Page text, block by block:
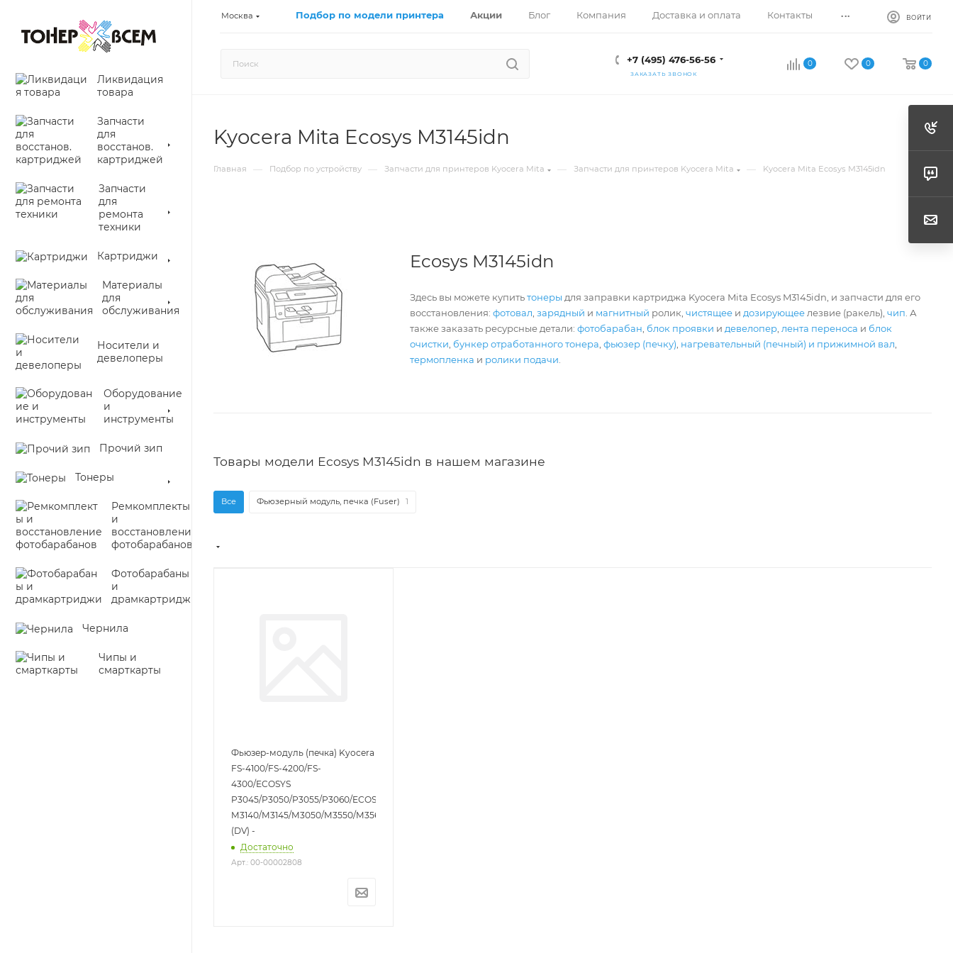
Москва Подбор по модели принтера Акции Блог Компания Доставка и оплата Контакты ... ВОЙТИ
+7 (495) 476-56-56
ЗАКАЗАТЬ ЗВОНОК
0 0 0
Ликвидация
товара
Запчасти
для
восстанов.
картриджей
Запчасти
для
ремонта
техники
Картриджи
Материалы
для
обслуживания
Носители и
девелоперы
Оборудование
и
инструменты
Прочий зип
Тонеры
Ремкомплекты
и
восстановление
фотобарабанов
Фотобарабаны
и
драмкартриджи
Чернила
Чипы и
смарткарты
Kyocera Mita Ecosys M3145idn
Главная — Подбор по устройству — Запчасти для принтеров Kyocera Mita — Запчасти для принтеров Kyocera Mita — Kyocera Mita Ecosys M3145idn
Ecosys M3145idn
Здесь вы можете купитьтонеры для заправки картриджа Kyocera Mita Ecosys M3145idn, и запчасти для его
восстановления:фотовал ,зарядный и магнитный ролик,чистящее и дозирующее лезвие (ракель),чип . А
также заказать ресурсные детали:фотобарабан блок проявки и девелопер лента переноса и блок
очистки бункер отработанного тонера ,фьюзер (печку) нагревательный (печный) и прижимной вал
термопленка и ролики подачи
Товары модели Ecosys M3145idn в нашем магазине
Все Фьюзерный модуль, печка (Fuser) 1
Фьюзер-модуль (печка) Kyocera
FS-4100/FS-4200/FS-
4300/ECOSYS
P3045/P3050/P3055/P3060/ECOSYS
M3140/M3145/M3050/M3550/M3560/M3645/M3655/M3660
(DV) -
Достаточно
Арт.: 00-00002808